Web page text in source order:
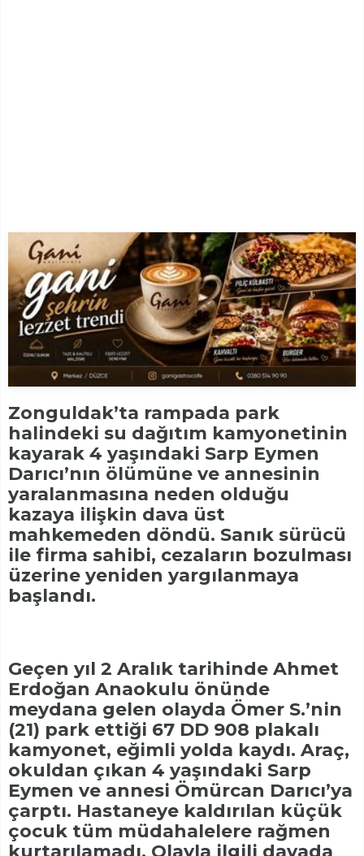
Zonguldak’ta rampada park
halindeki su dağıtım kamyonetinin
kayarak 4 yaşındaki Sarp Eymen
Darıcı’nın ölümüne ve annesinin
yaralanmasına neden olduğu
kazaya ilişkin dava üst
mahkemeden döndü. Sanık sürücü
ile firma sahibi, cezaların bozulması
üzerine yeniden yargılanmaya
başlandı.
Geçen yıl 2 Aralık tarihinde Ahmet
Erdoğan Anaokulu önünde
meydana gelen olayda Ömer S.’nin
(21) park ettiği 67 DD 908 plakalı
kamyonet, eğimli yolda kaydı. Araç,
okuldan çıkan 4 yaşındaki Sarp
Eymen ve annesi Ömürcan Darıcı’ya
çarptı. Hastaneye kaldırılan küçük
çocuk tüm müdahalelere rağmen
kurtarılamadı. Olayla ilgili davada